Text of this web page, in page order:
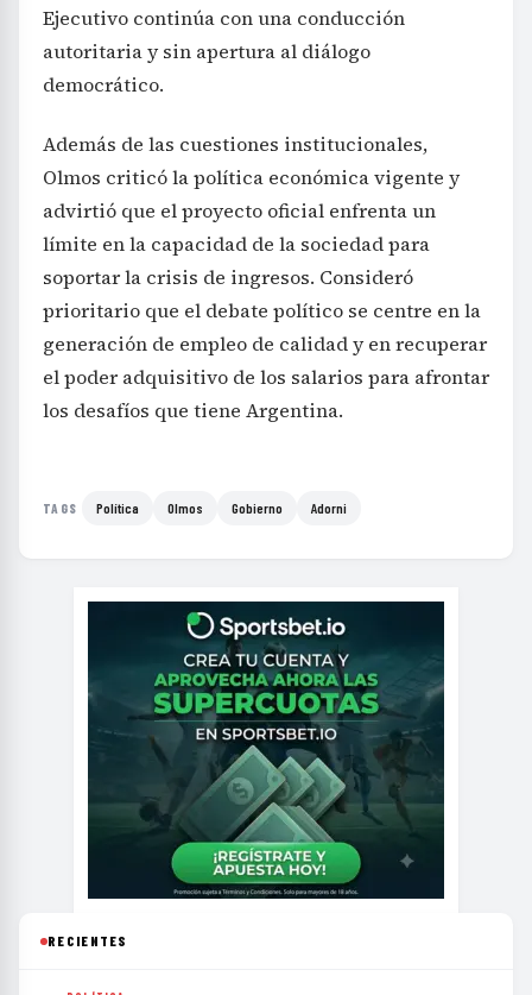
Ejecutivo continúa con una conducción
autoritaria y sin apertura al diálogo
democrático.
Además de las cuestiones institucionales,
Olmos criticó la política económica vigente y
advirtió que el proyecto oficial enfrenta un
límite en la capacidad de la sociedad para
soportar la crisis de ingresos. Consideró
prioritario que el debate político se centre en la
generación de empleo de calidad y en recuperar
el poder adquisitivo de los salarios para afrontar
los desafíos que tiene Argentina.
TAGS Política Olmos Gobierno Adorni
RECIENTES